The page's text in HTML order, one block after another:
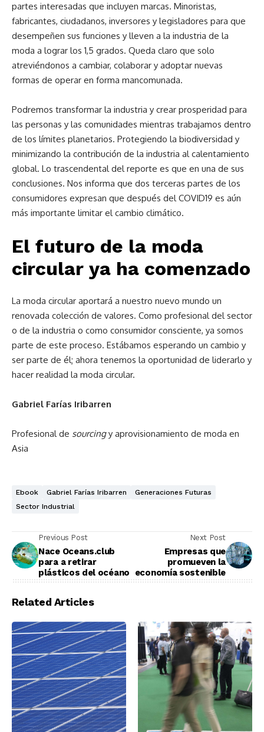
partes interesadas que incluyen marcas. Minoristas,
fabricantes, ciudadanos, inversores y legisladores para que
desempeñen sus funciones y lleven a la industria de la
moda a lograr los 1,5 grados. Queda claro que solo
atreviéndonos a cambiar, colaborar y adoptar nuevas
formas de operar en forma mancomunada.
Podremos transformar la industria y crear prosperidad para
las personas y las comunidades mientras trabajamos dentro
de los límites planetarios. Protegiendo la biodiversidad y
minimizando la contribución de la industria al calentamiento
global. Lo trascendental del reporte es que en una de sus
conclusiones. Nos informa que dos terceras partes de los
consumidores expresan que después del COVID19 es aún
más importante limitar el cambio climático.
El futuro de la moda
circular ya ha comenzado
La moda circular aportará a nuestro nuevo mundo un
renovada colección de valores. Como profesional del sector
o de la industria o como consumidor consciente, ya somos
parte de este proceso. Estábamos esperando un cambio y
ser parte de él; ahora tenemos la oportunidad de liderarlo y
hacer realidad la moda circular.
Gabriel Farías Iribarren
Profesional de sourcingy aprovisionamiento de moda en
Asia
Ebook Gabriel Farías Iribarren
Generaciones Futuras
Sector Industrial
Previous Post
Nace Oceans.club
para a retirar
plásticos del océano
Next Post
Empresas que
promueven la
economía sostenible
Related Articles